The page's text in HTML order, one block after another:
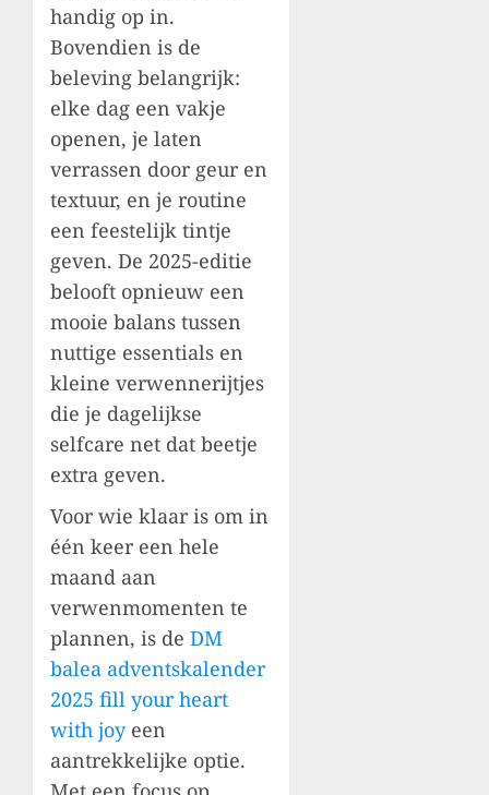
handig op in.
Bovendien is de
beleving belangrijk:
elke dag een vakje
openen, je laten
verrassen door geur en
textuur, en je routine
een feestelijk tintje
geven. De 2025-editie
belooft opnieuw een
mooie balans tussen
nuttige essentials en
kleine verwennerijtjes
die je dagelijkse
selfcare net dat beetje
extra geven.
Voor wie klaar is om in
één keer een hele
maand aan
verwenmomenten te
plannen, is de DM
balea adventskalender
2025 fill your heart
with joyeen
aantrekkelijke optie.